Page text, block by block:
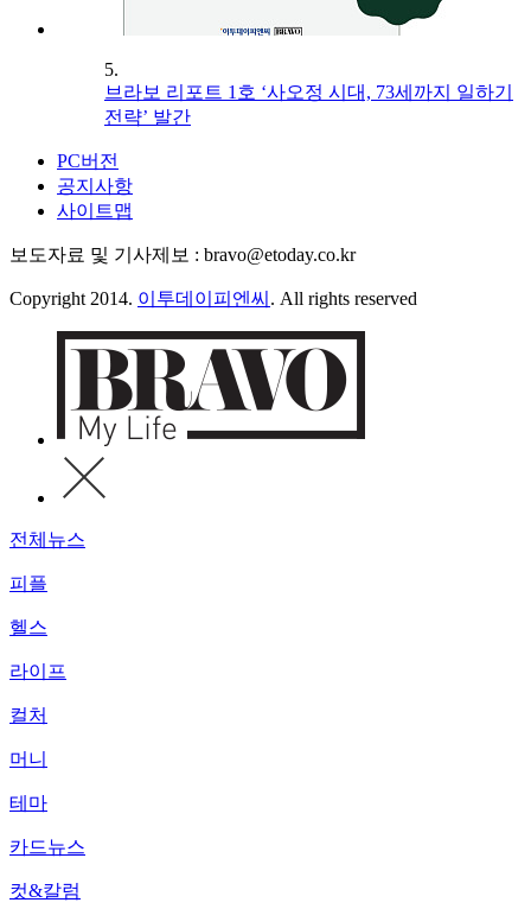
5.
브라보 리포트 1호 ‘사오정 시대, 73세까지 일하기
전략’ 발간
PC버전
공지사항
사이트맵
보도자료 및 기사제보 : bravo@etoday.co.kr
Copyright 2014. 이투데이피엔씨 . All rights reserved
전체뉴스
피플
헬스
라이프
컬처
머니
테마
카드뉴스
컷&칼럼